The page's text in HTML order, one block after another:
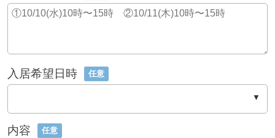
入居希望日時 任意
内容 任意